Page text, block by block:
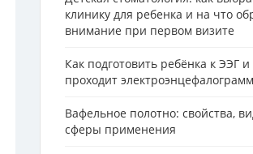
клинику для ребенка и на что
внимание при первом визите
Как подготовить ребёнка к ЭЭГ и
проходит
Вафельное полотно: свойства,
сферы применения